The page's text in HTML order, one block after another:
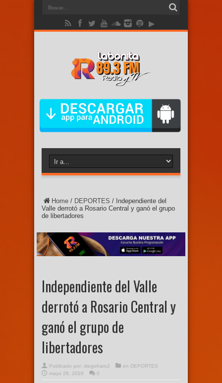
Home / DEPORTES / Independiente del
Valle derrotó a Rosario Central y ganó el grupo
de libertadores
Independiente del Valle
derrotó a Rosario Central y
ganó el grupo de
libertadores
Publicado por: diegoharo2 en DEPORTES
mayo 28, 2026
0